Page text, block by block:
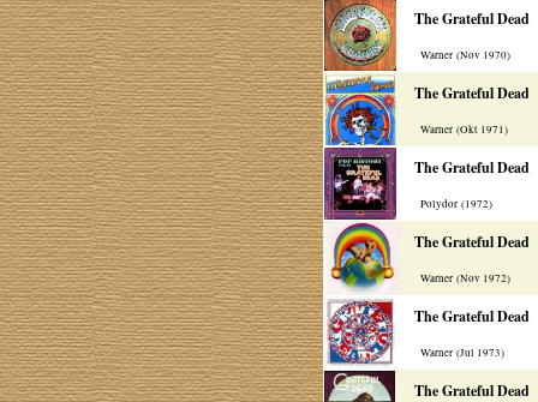
The Grateful Dead
Warner (Nov 1970)
The Grateful Dead
Warner (Okt 1971)
The Grateful Dead
Polydor (1972)
The Grateful Dead
Warner (Nov 1972)
The Grateful Dead
Warner (Jul 1973)
The Grateful Dead